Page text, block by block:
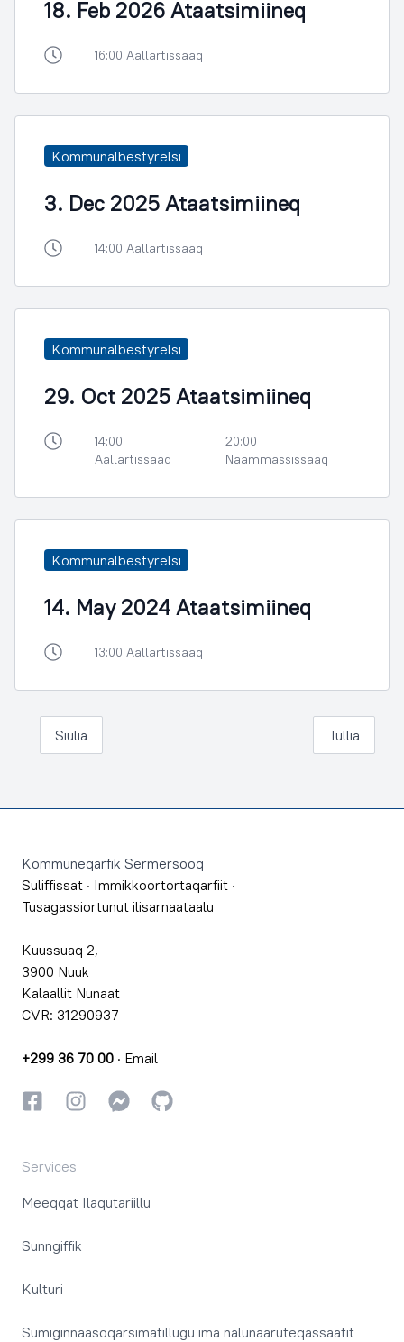
18. Feb 2026 Ataatsimiineq
16:00 Aallartissaaq
Kommunalbestyrelsi
3. Dec 2025 Ataatsimiineq
14:00 Aallartissaaq
Kommunalbestyrelsi
29. Oct 2025 Ataatsimiineq
14:00
Aallartissaaq
20:00
Naammassissaaq
Kommunalbestyrelsi
14. May 2024 Ataatsimiineq
13:00 Aallartissaaq
Siulia Tullia
Kommuneqarfik Sermersooq
Suliffissat · Immikkoortortaqarfiit ·
Tusagassiortunut ilisarnaataalu
Kuussuaq 2,
3900 Nuuk
Kalaallit Nunaat
CVR: 31290937
+299 36 70 00 · Email
FacebookkiInstagrammiInstagrammi
GitHub
Services
Meeqqat Ilaqutariillu
Sunngiffik
Kulturi
Sumiginnaasoqarsimatillugu ima nalunaaruteqassaatit